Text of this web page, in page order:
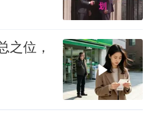
之位，